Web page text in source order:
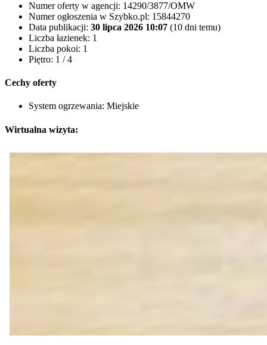
Numer oferty w agencji: 14290/3877/OMW
Numer ogłoszenia w Szybko.pl: 15844270
Data publikacji: 30 lipca 2026 10:07 (10 dni temu)
Liczba łazienek: 1
Liczba pokoi: 1
Piętro: 1 / 4
Cechy oferty
System ogrzewania: Miejskie
Wirtualna wizyta: